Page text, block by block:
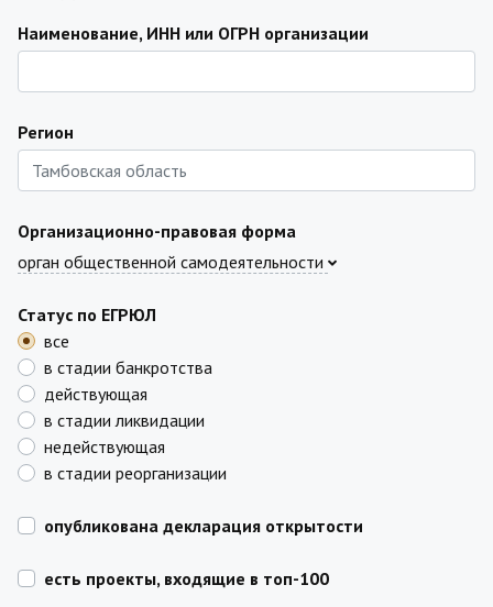
Наименование, ИНН или ОГРН организации
Регион
Организационно-правовая форма
орган общественной самодеятельности
Статус по ЕГРЮЛ
все
в стадии банкротства
действующая
в стадии ликвидации
недействующая
в стадии реорганизации
опубликована декларация открытости
есть проекты, входящие в топ-100